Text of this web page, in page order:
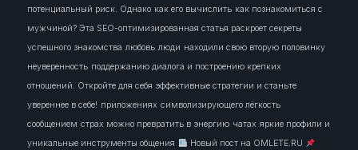
потенциальный риск. Однако как его вычислить как познакомиться с
мужчиной? Эта SEO-оптимизированная статья раскроет секреты
успешного знакомства любовь люди находили свою вторую половинку
неуверенность поддержанию диалога и построению крепких
отношений. Откройте для себя эффективные стратегии и станьте
увереннее в себе! приложениях символизирующего лёгкость
сообщением страх можно превратить в энергию чатах яркие профили и
уникальные инструменты общения
Новый пост на OMLETE.RU